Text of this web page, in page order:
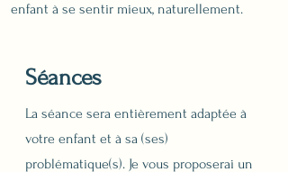
enfant à se sentir mieux, naturellement.
Séances
La séance sera entièrement adaptée à
votre enfant et à sa (ses)
problématique(s). Je vous proposerai un